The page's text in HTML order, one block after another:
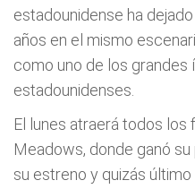
estadounidense ha
años en el mismo
como uno de los
estadounidenses.
El lunes atraerá todos los
Meadows, donde ganó
su estreno y quizás